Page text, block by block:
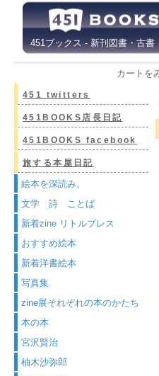
451ブックス - 新刊図書・古書
カートを
451 twitters
451BOOKS店長日記
451BOOKS facebook
旅する本屋日記
絵本を深読み。
文学 詩 ことば
新着zine リトルプレス
おすすめ絵本
新着洋書絵本
写真集
zine展それぞれの本のかたち
本の本
宮沢賢治
柚木沙弥郎